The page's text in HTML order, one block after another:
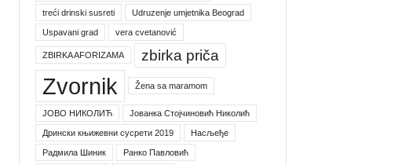
treći drinski susreti Udruzenje umjetnika Beograd
Uspavani grad vera cvetanović
ZBIRKA AFORIZAMA zbirka priča
Zvornik Žena sa maramom
ЈОВО НИКОЛИЋ Јованка Стојчиновић Николић
Дрински књижевни сусрети 2019 Насљеђе
Радмила Шиник Ранко Павловић